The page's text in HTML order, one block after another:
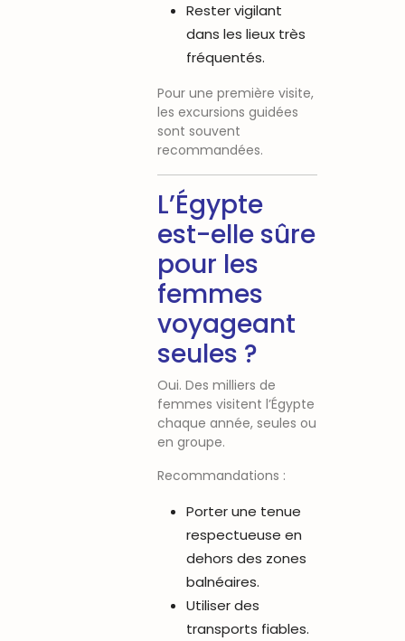
Rester vigilant
dans les lieux très
fréquentés.
Pour une première visite,
les excursions guidées
sont souvent
recommandées.
L’Égypte
est-elle sûre
pour les
femmes
voyageant
seules ?
Oui. Des milliers de
femmes visitent l’Égypte
chaque année, seules ou
en groupe.
Recommandations :
Porter une tenue
respectueuse en
dehors des zones
balnéaires.
Utiliser des
transports fiables.